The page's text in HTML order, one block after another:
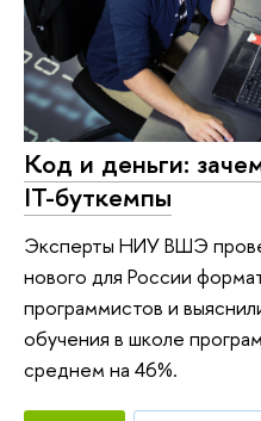
Код и деньги:
IT-буткемпы
Эксперты НИУ ВШЭ
нового для России
программистов и
обучения в школе
среднем на 46%.